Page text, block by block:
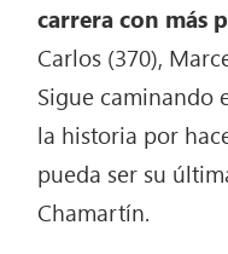
carrera con más
Carlos (370),
Sigue caminando
la historia por
pueda ser su
Chamartín.